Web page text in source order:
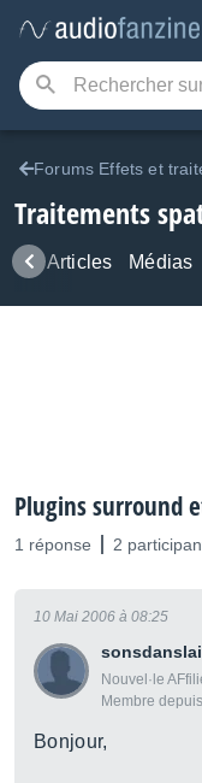
Forums Effets et
Traitements
Articles Médias
Plugins surround
1 réponse 2
Nouvel·le
Membre
10 Mai 2006 à 08:25
Bonjour,